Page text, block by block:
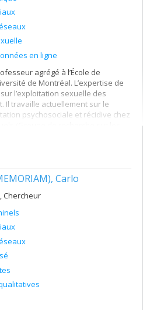
en ligne
agrégé à l’École de
de Montréal. L’expertise de
l’exploitation sexuelle des
Il travaille actuellement sur le
psychosociale et récidive chez
la désobéissance civile et
de l’exploration de données
détection des campagnes de
pornographie juvénile ainsi que
Carlo
Chercheur